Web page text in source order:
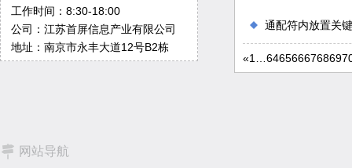
工作时间：8:30-18:00
公司：江苏首屏信息产业有限公司
地址：南京市永丰大道12号B2栋
通配符内放置关
«1 646566676869
网站导航